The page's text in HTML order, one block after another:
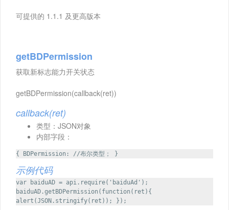
可提供的 1.1.1 及更高版本
getBDPermission
获取新标志能力开关状态
getBDPermission(callback(ret))
callback(ret)
类型：JSON对象
内部字段：
{ BDPermission: //布尔类型； }
示例代码
var baiduAD = api.require('baiduAd');
baiduAD.getBDPermission(function(ret){
alert(JSON.stringify(ret)); });